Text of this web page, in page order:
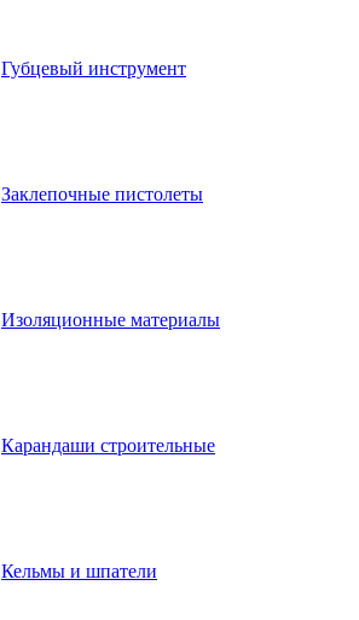
Губцевый инструмент
Заклепочные пистолеты
Изоляционные материалы
Карандаши строительные
Кельмы и шпатели